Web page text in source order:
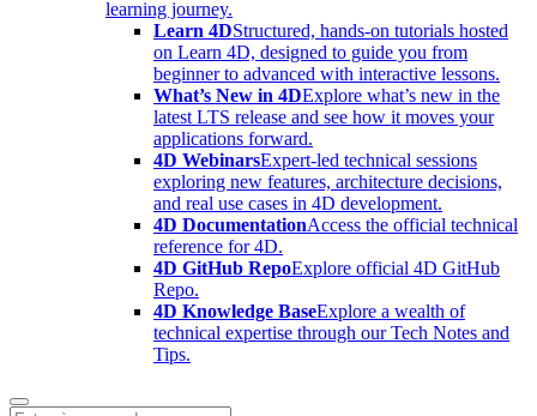
learning journey.
Learn 4DStructured, hands-on tutorials hosted
on Learn 4D, designed to guide you from
beginner to advanced with interactive lessons.
What’s New in 4DExplore what’s new in the
latest LTS release and see how it moves your
applications forward.
4D WebinarsExpert-led technical sessions
exploring new features, architecture decisions,
and real use cases in 4D development.
4D DocumentationAccess the official technical
reference for 4D.
4D GitHub RepoExplore official 4D GitHub
Repo.
4D Knowledge BaseExplore a wealth of
technical expertise through our Tech Notes and
Tips.